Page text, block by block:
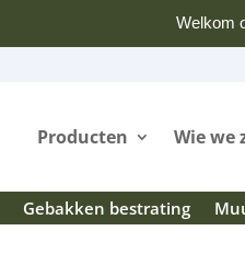
Welkom
Producten Wie we
Gebakken bestrating